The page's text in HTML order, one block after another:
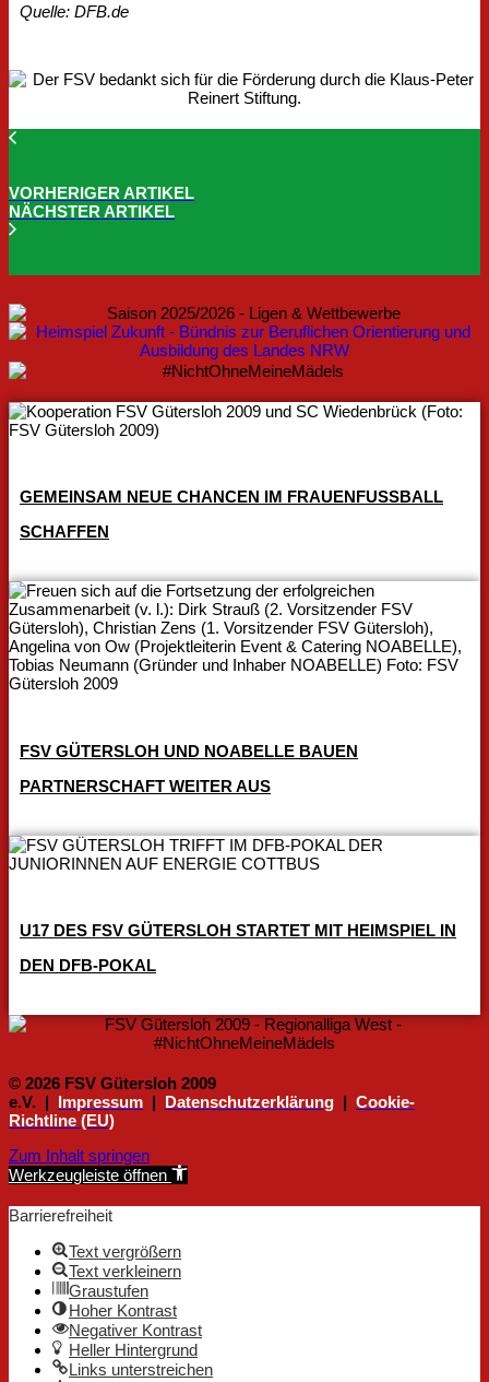
Quelle: DFB.de
VORHERIGER ARTIKEL
NÄCHSTER ARTIKEL
GEMEINSAM NEUE CHANCEN IM FRAUENFUSSBALL S
CHAFFEN
FSV GÜTERSLOH UND NOABELLE BAUEN
PARTNERSCHAFT WEITER AUS
U17 DES FSV GÜTERSLOH STARTET MIT HEIMSPIEL IN
DEN DFB-POKAL
© 2026 FSV Gütersloh 2009
e.V. | Impressum | Datenschutzerklärung | Cookie-
Richtline (EU)
Zum Inhalt springen
Werkzeugleiste öffnen
Barrierefreiheit
Text vergrößern
Text verkleinern
Graustufen
Hoher Kontrast
Negativer Kontrast
Heller Hintergrund
Links unterstreichen